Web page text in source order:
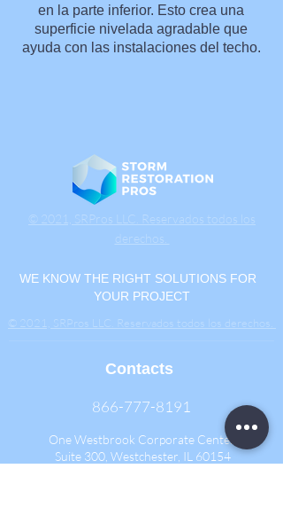
en la parte inferior. Esto crea una
superficie nivelada agradable que
ayuda con las instalaciones del techo.
© 2021, SRPros LLC. Reservados todos los
derechos.
WE KNOW THE RIGHT SOLUTIONS FOR
YOUR PROJECT
© 2021, SRPros LLC. Reservados todos los derechos.
Contacts
866-777-8191
One Westbrook Corporate Center
Suite 300, Westchester, IL 60154